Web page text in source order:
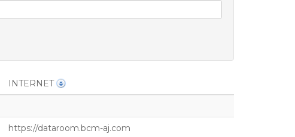
INTERNET
https://dataroom.bcm-aj.com